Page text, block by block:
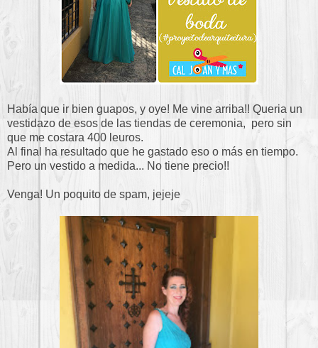
Había que ir bien guapos, y oye! Me vine arriba!! Queria un
vestidazo de esos de las tiendas de ceremonia, pero sin
que me costara 400 leuros.
Al final ha resultado que he gastado eso o más en tiempo.
Pero un vestido a medida... No tiene precio!!
Venga! Un poquito de spam, jejeje